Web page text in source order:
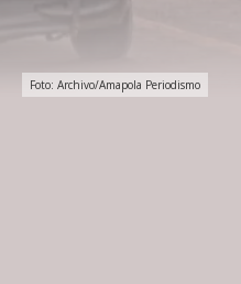
Foto: Archivo/Amapola Periodismo